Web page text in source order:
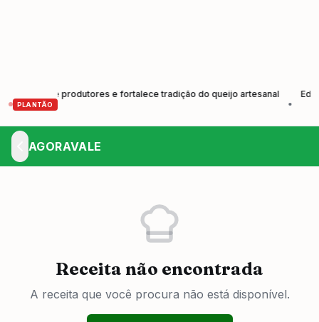
PLANTÃO
de produtores e fortalece tradição do queijo artesanal
Edital
AGORAVALE
Receita não encontrada
A receita que você procura não está disponível.